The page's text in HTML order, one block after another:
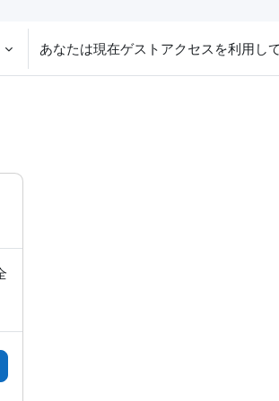
あなたは現在ゲストアクセスを利用し